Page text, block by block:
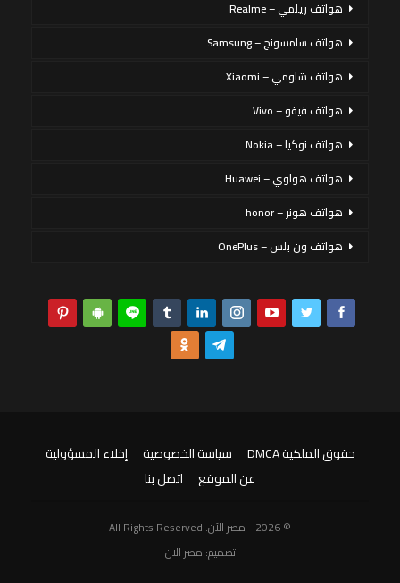
هواتف ريلمي – Realme
هواتف سامسونج – Samsung
هواتف شاومي – Xiaomi
هواتف فيفو – Vivo
هواتف نوكيا – Nokia
هواتف هواوي – Huawei
هواتف هونر – honor
هواتف ون بلس – OnePlus
حقوق الملكية DMCA سياسة الخصوصية
إخلاء المسؤولية
عن الموقع
اتصل بنا
© 2026 - مصر الآن. All Rights Reserved
تصميم: مصر الان